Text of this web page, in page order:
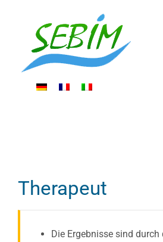
Therapeut
Die Ergebnisse sind